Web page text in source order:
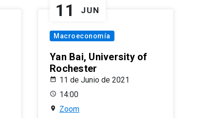
11 JUN
Macroeconomía
Yan Bai, University of
Rochester
11 de Junio de 2021
14:00
Zoom